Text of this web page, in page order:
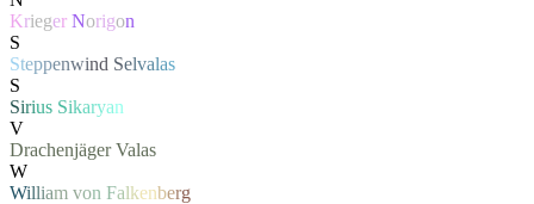
Krieger Norigon
S
Steppenwind Selvalas
S
Sirius Sikaryan
V
Drachenjäger Valas
W
William von Falkenberg